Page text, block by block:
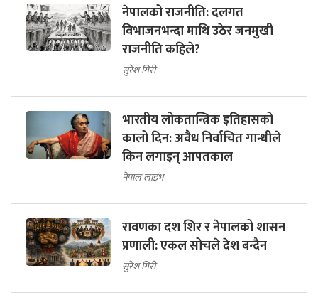
नेपालको राजनीति: दलगत
विभाजनभन्दा माथि उठेर जनमुखी
राजनीति कहिले?
सुरेश गिरी
भारतीय लोकतान्त्रिक इतिहासको
कालो दिन: अवैध निर्वाचित गान्धीले
किन लगाइन् आपतकाल
नेपाल लाइभ
रावणका दश शिर र नेपालको शासन
प्रणाली: एकल सोचले देश बन्दैन
सुरेश गिरी